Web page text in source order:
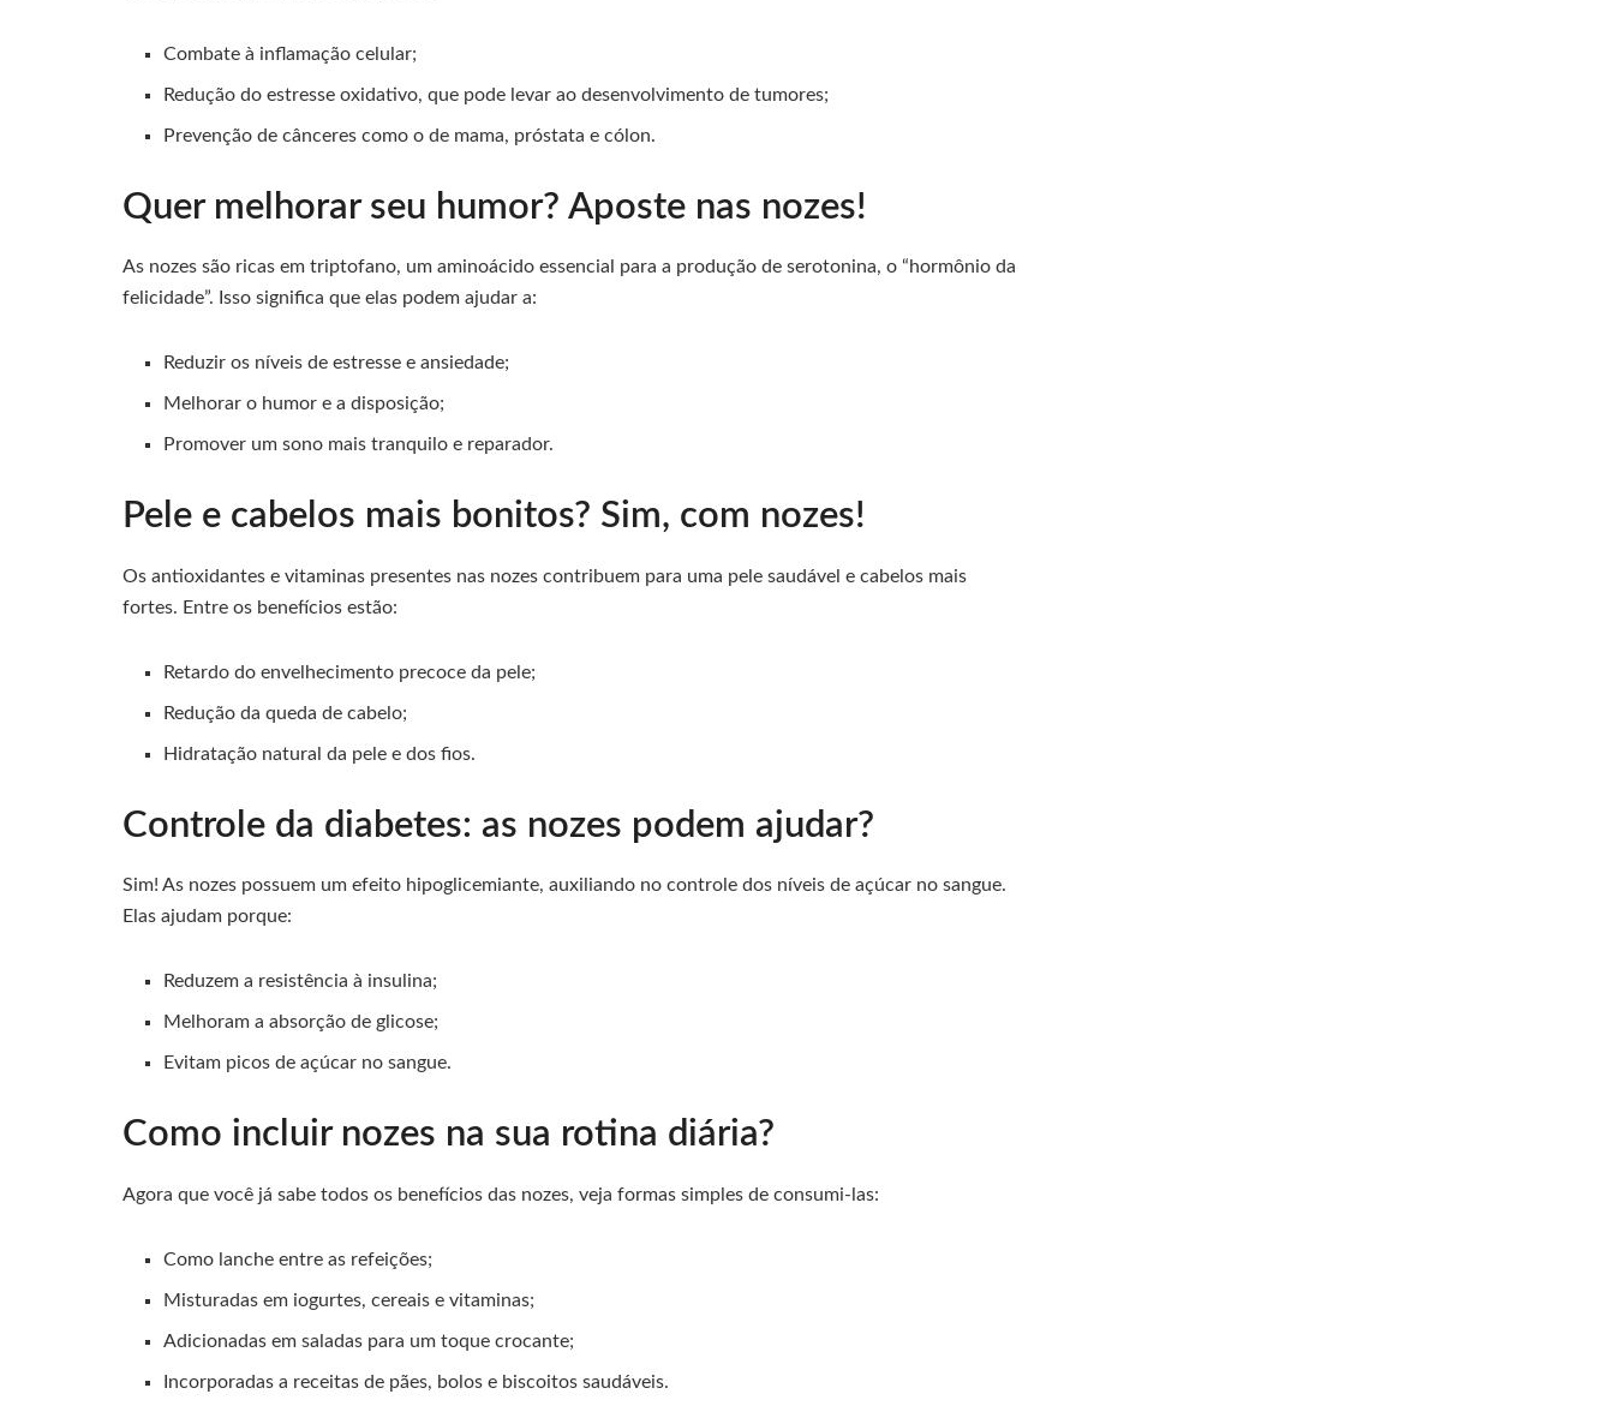
Combate à inflamação celular;
Redução do estresse oxidativo, que pode levar ao desenvolvimento de tumores;
Prevenção de cânceres como o de mama, próstata e cólon.
Quer melhorar seu humor? Aposte nas nozes!
As nozes são ricas em triptofano, um aminoácido essencial para a produção de serotonina, o “hormônio da
felicidade”. Isso significa que elas podem ajudar a:
Reduzir os níveis de estresse e ansiedade;
Melhorar o humor e a disposição;
Promover um sono mais tranquilo e reparador.
Pele e cabelos mais bonitos? Sim, com nozes!
Os antioxidantes e vitaminas presentes nas nozes contribuem para uma pele saudável e cabelos mais
fortes. Entre os benefícios estão:
Retardo do envelhecimento precoce da pele;
Redução da queda de cabelo;
Hidratação natural da pele e dos fios.
Controle da diabetes: as nozes podem ajudar?
Sim! As nozes possuem um efeito hipoglicemiante, auxiliando no controle dos níveis de açúcar no sangue.
Elas ajudam porque:
Reduzem a resistência à insulina;
Melhoram a absorção de glicose;
Evitam picos de açúcar no sangue.
Como incluir nozes na sua rotina diária?
Agora que você já sabe todos os benefícios das nozes, veja formas simples de consumi-las:
Como lanche entre as refeições;
Misturadas em iogurtes, cereais e vitaminas;
Adicionadas em saladas para um toque crocante;
Incorporadas a receitas de pães, bolos e biscoitos saudáveis.